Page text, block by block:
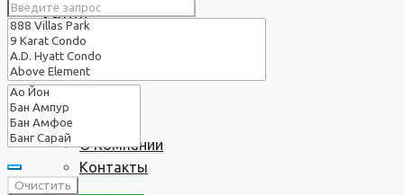
Услуги
О нас
О Компании
Контакты
Очистить